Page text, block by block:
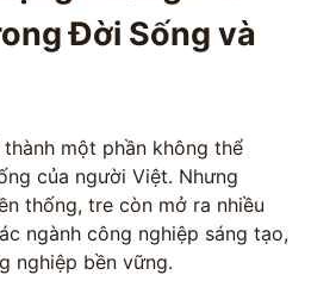
Đời Sống và
một phần không thể
của người Việt. Nhưng
thống, tre còn mở ra nhiều
ngành công nghiệp sáng tạo,
nghiệp bền vững.